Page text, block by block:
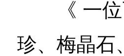
《 一位
珍、梅晶石